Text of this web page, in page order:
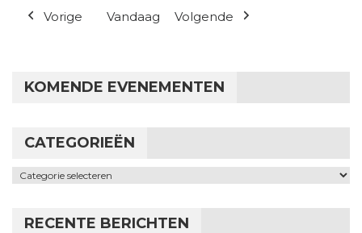
Vorige Vandaag Volgende
KOMENDE EVENEMENTEN
CATEGORIEËN
Categorieën
RECENTE BERICHTEN